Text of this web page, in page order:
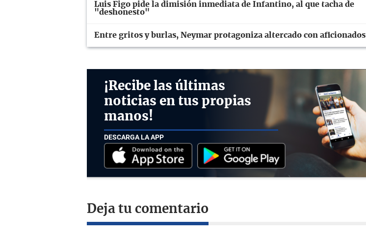
Luis Figo pide la dimisión inmediata de Infantino, al que tacha de
"deshonesto"
Entre gritos y burlas, Neymar protagoniza altercado con aficionados
¡Recibe las últimas
noticias en tus propias
manos!
DESCARGA LA APP
Deja tu comentario